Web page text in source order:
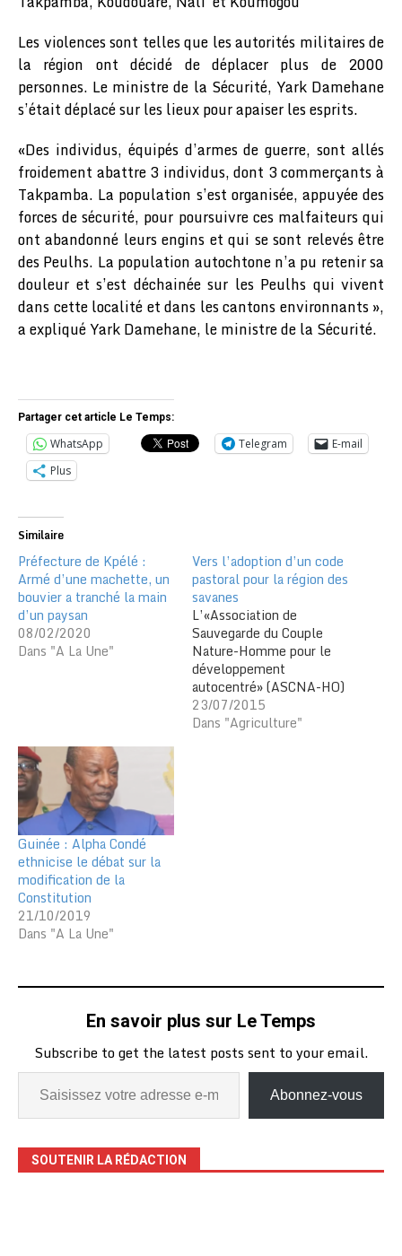
Les violences sont telles que les autorités militaires de
la région ont décidé de déplacer plus de 2000
personnes. Le ministre de la Sécurité, Yark Damehane
s’était déplacé sur les lieux pour apaiser les esprits.
«Des individus, équipés d’armes de guerre, sont allés
froidement abattre 3 individus, dont 3 commerçants à
Takpamba. La population s’est organisée, appuyée des
forces de sécurité, pour poursuivre ces malfaiteurs qui
ont abandonné leurs engins et qui se sont relevés être
des Peulhs. La population autochtone n’a pu retenir sa
douleur et s’est déchainée sur les Peulhs qui vivent
dans cette localité et dans les cantons environnants »,
a expliqué Yark Damehane, le ministre de la Sécurité.
Partager cet article Le Temps:
WhatsApp Telegram
E-mail
Plus
Similaire
Préfecture de Kpélé :
Armé d’une machette, un
bouvier a tranché la main
d’un paysan
08/02/2020
Dans "A La Une"
Vers l’adoption d’un code
pastoral pour la région des
savanes
L’«Association de
Sauvegarde du Couple
Nature-Homme pour le
développement
autocentré» (ASCNA-HO)
est en plaidoyer pour
l’adoption d’un code
23/07/2015
Dans "Agriculture"
Guinée : Alpha Condé
ethnicise le débat sur la
modification de la
Constitution
21/10/2019
Dans "A La Une"
En savoir plus sur Le Temps
Subscribe to get the latest posts sent to your email.
Abonnez-vous
SOUTENIR LA RÉDACTION